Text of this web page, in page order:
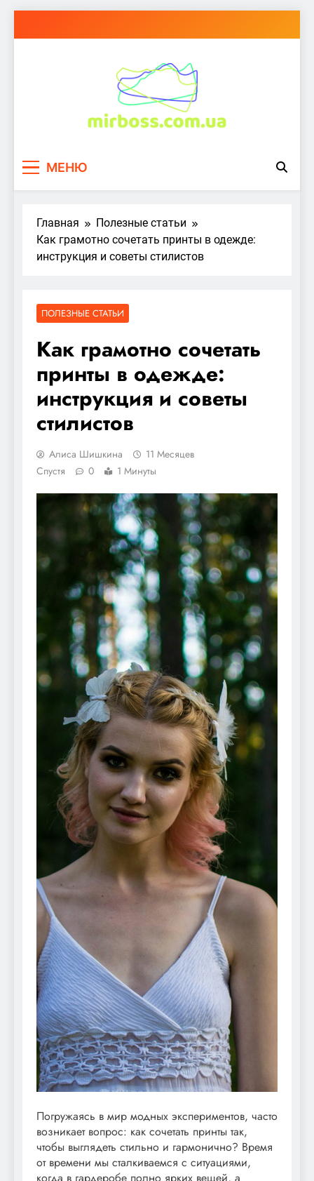
МЕНЮ
Главная
Полезные статьи
Как грамотно сочетать принты в одежде:
инструкция и советы стилистов
ПОЛЕЗНЫЕ СТАТЬИ
Как грамотно сочетать
принты в одежде:
инструкция и советы
стилистов
Алиса Шишкина
11 Месяцев
Спустя
0 1 Минуты
Погружаясь в мир модных экспериментов, часто
возникает вопрос: как сочетать принты так,
чтобы выглядеть стильно и гармонично? Время
от времени мы сталкиваемся с ситуациями,